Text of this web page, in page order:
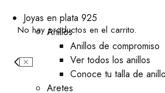
No hay productos en el carrito.
Joyas en plata 925
Anillos
Anillos de compromiso
Ver todos los anillos
Conoce tu talla de anillo
Aretes